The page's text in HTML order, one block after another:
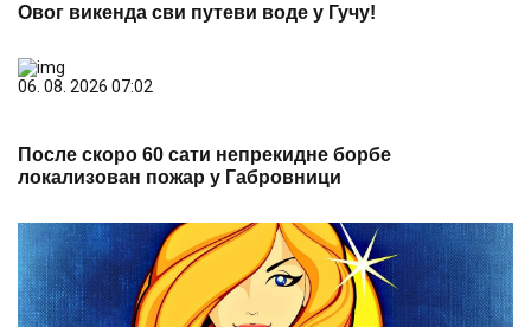
Овог викенда сви путеви воде у Гучу!
06. 08. 2026 07:02
После скоро 60 сати непрекидне борбе
локализован пожар у Габровници